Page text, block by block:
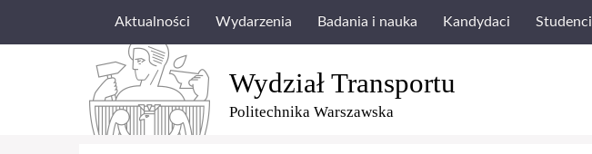
Aktualności Wydarzenia Badania i nauka Kandydaci Studenci
Wydział Transportu
Politechnika Warszawska